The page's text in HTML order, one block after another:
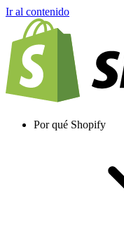
Ir al contenido
Por qué Shopify